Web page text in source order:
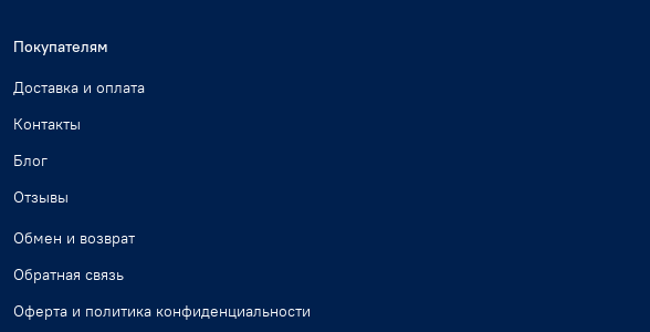
Покупателям
Доставка и оплата
Контакты
Блог
Отзывы
Обмен и возврат
Обратная связь
Оферта и политика конфиденциальности